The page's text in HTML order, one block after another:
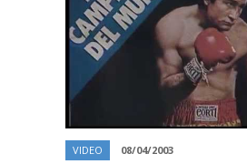
VIDEO 08/04/2003